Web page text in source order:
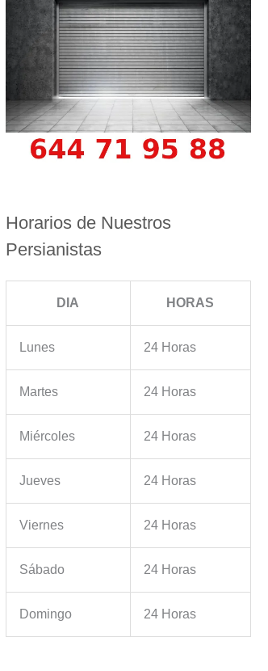
Horarios de Nuestros
Persianistas
DIA HORAS
Lunes 24 Horas
Martes 24 Horas
Miércoles 24 Horas
Jueves 24 Horas
Viernes 24 Horas
Sábado 24 Horas
Domingo 24 Horas